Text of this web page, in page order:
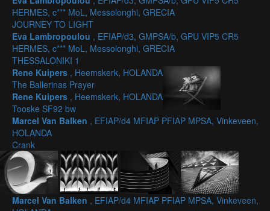
HERMES, c*** MoL, Messolonghi, GRECIA
JOURNEY TO LIGHT
Eva Lambropoulou , EFIAP/d3, GMPSA/b, GPU VIP5 CR5
HERMES, c*** MoL, Messolonghi, GRECIA
THESSALONIKI 1
Rene Kuipers , Heemskerk, HOLANDA
The Ballerinas Prayer
Rene Kuipers , Heemskerk, HOLANDA
Tooske SF92 bw
Marcel Van Balken , EFIAP/d4 MFIAP PFIAP MPSA, Vinkeveen,
HOLANDA
Crank
Marcel Van Balken , EFIAP/d4 MFIAP PFIAP MPSA, Vinkeveen,